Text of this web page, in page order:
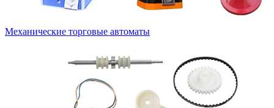
Механические торговые автоматы